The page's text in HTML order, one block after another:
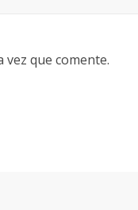
que comente.